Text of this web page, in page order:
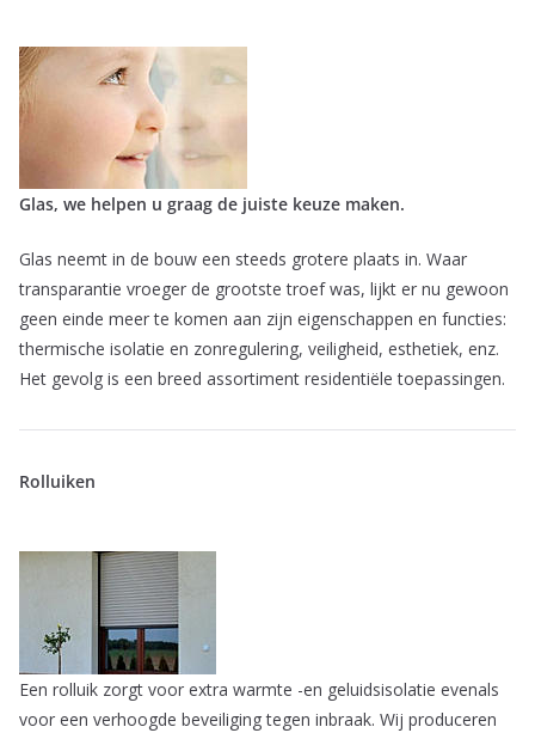
Glas, we helpen u graag de juiste keuze maken.
Glas neemt in de bouw een steeds grotere plaats in. Waar
transparantie vroeger de grootste troef was, lijkt er nu gewoon
geen einde meer te komen aan zijn eigenschappen en functies:
thermische isolatie en zonregulering, veiligheid, esthetiek, enz.
Het gevolg is een breed assortiment residentiële toepassingen.
Rolluiken
Een rolluik zorgt voor extra warmte -en geluidsisolatie evenals
voor een verhoogde beveiliging tegen inbraak. Wij produceren